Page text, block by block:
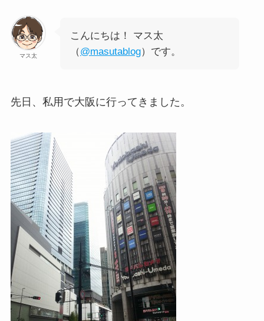
マス太
こんにちは！ マス太
（@masutablog）です。
先日、私用で大阪に行ってきました。